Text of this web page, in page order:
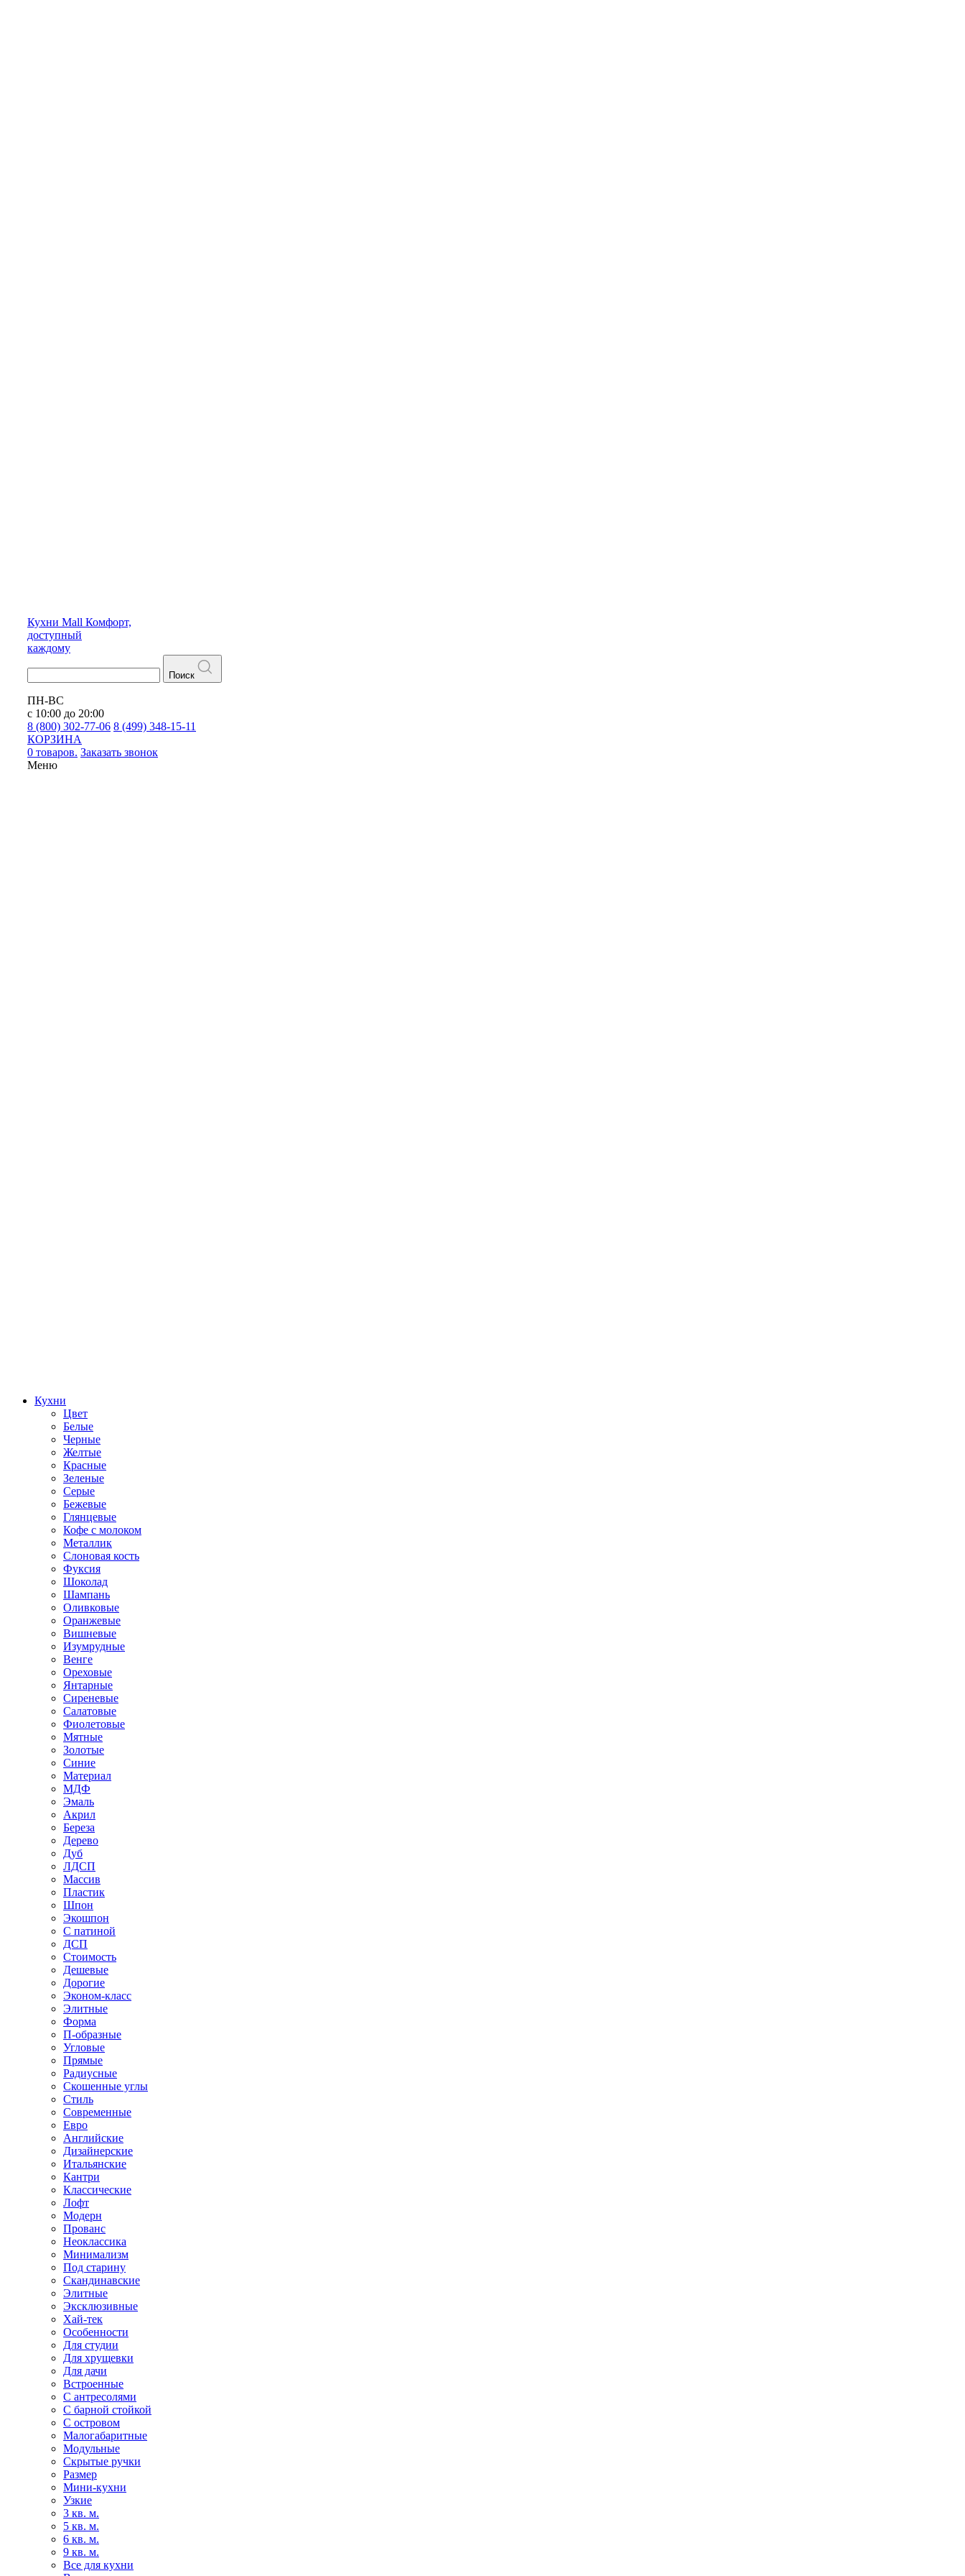
Кухни Mall Комфорт,
доступный
каждому
Поиск
ПН-ВС
с 10:00 до 20:00
8 (800) 302-77-06 8 (499) 348-15-11
КОРЗИНА
0 товаров. Заказать звонок
Меню
Кухни
Цвет
Белые
Черные
Желтые
Красные
Зеленые
Серые
Бежевые
Глянцевые
Кофе с молоком
Металлик
Слоновая кость
Фуксия
Шоколад
Шампань
Оливковые
Оранжевые
Вишневые
Изумрудные
Венге
Ореховые
Янтарные
Сиреневые
Салатовые
Фиолетовые
Мятные
Золотые
Синие
Материал
МДФ
Эмаль
Акрил
Береза
Дерево
Дуб
ЛДСП
Массив
Пластик
Шпон
Экошпон
С патиной
ДСП
Стоимость
Дешевые
Дорогие
Эконом-класс
Элитные
Форма
П-образные
Угловые
Прямые
Радиусные
Скошенные углы
Стиль
Современные
Евро
Английские
Дизайнерские
Итальянские
Кантри
Классические
Лофт
Модерн
Прованс
Неоклассика
Минимализм
Под старину
Скандинавские
Элитные
Эксклюзивные
Хай-тек
Особенности
Для студии
Для хрущевки
Для дачи
Встроенные
С антресолями
С барной стойкой
С островом
Малогабаритные
Модульные
Скрытые ручки
Размер
Мини-кухни
Узкие
3 кв. м.
5 кв. м.
6 кв. м.
9 кв. м.
Все для кухни